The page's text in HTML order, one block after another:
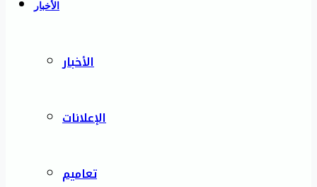
الأخبار
الأخبار
الإعلانات
تعاميم